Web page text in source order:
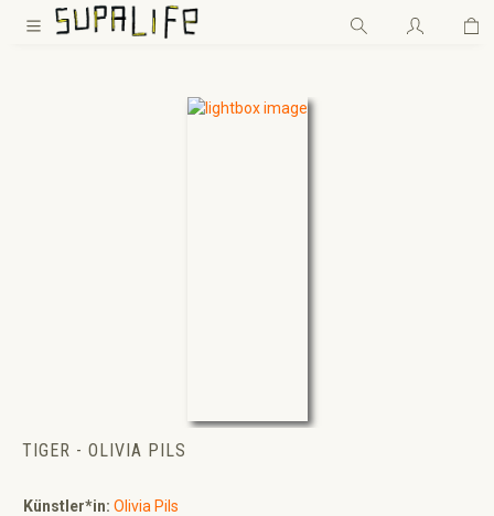
Zum Hauptinhalt springen
TIGER - OLIVIA PILS
Künstler*in: Olivia Pils